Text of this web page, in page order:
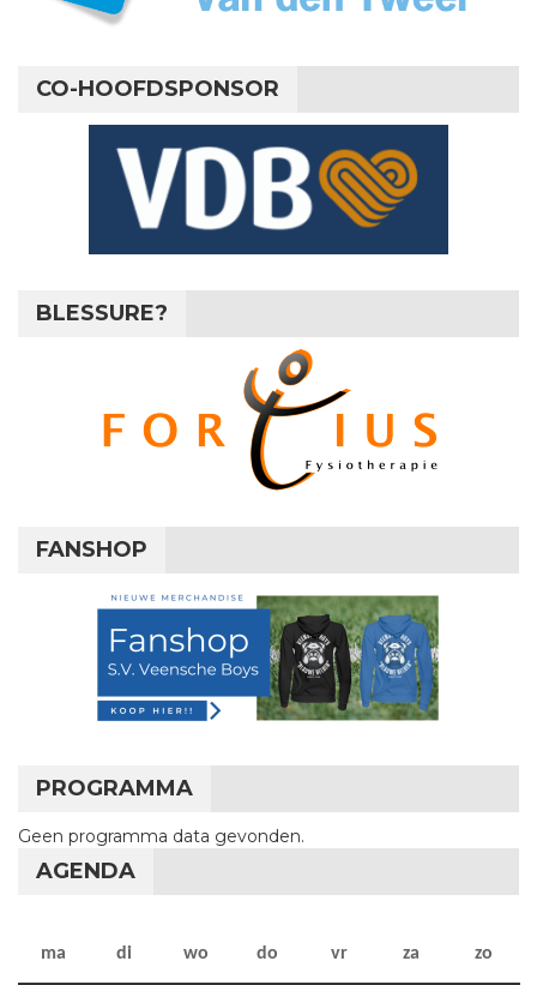
CO-HOOFDSPONSOR
BLESSURE?
FANSHOP
PROGRAMMA
Geen programma data gevonden.
AGENDA
ma maandag
di dinsdag
wo woensdag
do donderdag
vr vrijdag
za zaterdag
zo